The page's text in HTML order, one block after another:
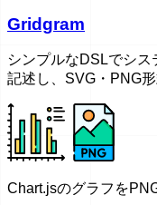
Gridgram
シンプルなDSLでシ
記述し、SVG・PNG
Chart.jsのグラフを